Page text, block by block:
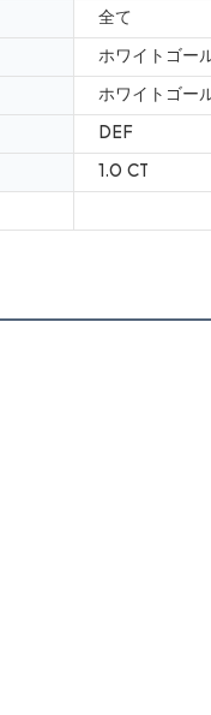
全て
ホワイトゴー
ホワイトゴー
DEF
1.0 CT